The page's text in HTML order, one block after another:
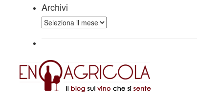
Archivi
Archivi